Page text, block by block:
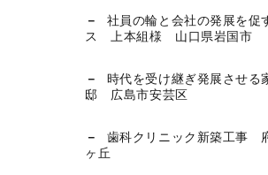
社員の輪と会社の発展を促
ス 上本組様 山口県岩国市
時代を受け継ぎ発展させ
邸 広島市安芸区
歯科クリニック新築工事
ヶ丘